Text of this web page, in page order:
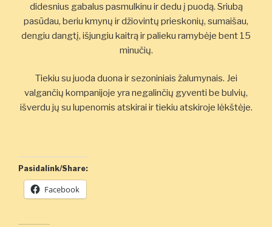
didesnius gabalus pasmulkinu ir dedu į puodą. Sriubą
pasūdau, beriu kmynų ir džiovintų prieskonių, sumaišau,
dengiu dangtį, išjungiu kaitrą ir palieku ramybėje bent 15
minučių.
Tiekiu su juoda duona ir sezoniniais žalumynais. Jei
valgančių kompanijoje yra negalinčių gyventi be bulvių,
išverdu jų su lupenomis atskirai ir tiekiu atskiroje lėkštėje.
Pasidalink/Share:
Facebook